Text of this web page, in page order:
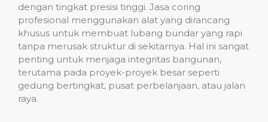
dengan tingkat presisi tinggi. Jasa coring
profesional menggunakan alat yang dirancang
khusus untuk membuat lubang bundar yang rapi
tanpa merusak struktur di sekitarnya. Hal ini sangat
penting untuk menjaga integritas bangunan,
terutama pada proyek-proyek besar seperti
gedung bertingkat, pusat perbelanjaan, atau jalan
raya.